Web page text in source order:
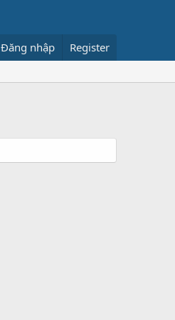
Đăng nhập Register